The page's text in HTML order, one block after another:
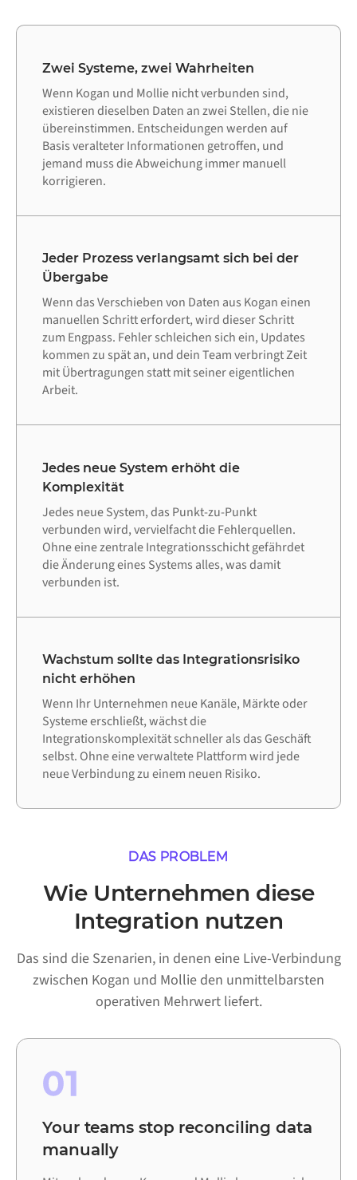
Zwei Systeme, zwei Wahrheiten
Wenn Kogan und Mollie nicht verbunden sind,
existieren dieselben Daten an zwei Stellen, die nie
übereinstimmen. Entscheidungen werden auf
Basis veralteter Informationen getroffen, und
jemand muss die Abweichung immer manuell
korrigieren.
Jeder Prozess verlangsamt sich bei der
Übergabe
Wenn das Verschieben von Daten aus Kogan einen
manuellen Schritt erfordert, wird dieser Schritt
zum Engpass. Fehler schleichen sich ein, Updates
kommen zu spät an, und dein Team verbringt Zeit
mit Übertragungen statt mit seiner eigentlichen
Arbeit.
Jedes neue System erhöht die
Komplexität
Jedes neue System, das Punkt-zu-Punkt
verbunden wird, vervielfacht die Fehlerquellen.
Ohne eine zentrale Integrationsschicht gefährdet
die Änderung eines Systems alles, was damit
verbunden ist.
Wachstum sollte das Integrationsrisiko
nicht erhöhen
Wenn Ihr Unternehmen neue Kanäle, Märkte oder
Systeme erschließt, wächst die
Integrationskomplexität schneller als das Geschäft
selbst. Ohne eine verwaltete Plattform wird jede
neue Verbindung zu einem neuen Risiko.
DAS PROBLEM
Wie Unternehmen diese
Integration nutzen
Das sind die Szenarien, in denen eine Live-Verbindung
zwischen Kogan und Mollie den unmittelbarsten
operativen Mehrwert liefert.
01
Your teams stop reconciling data
manually